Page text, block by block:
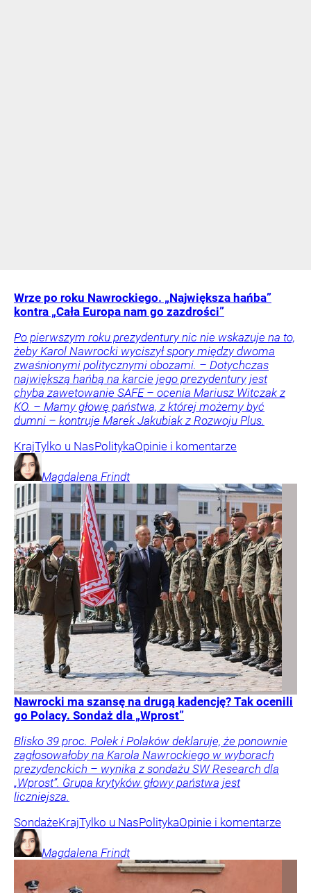
Wrze po roku Nawrockiego. „Największa hańba”
kontra „Cała Europa nam go zazdrości”
Po pierwszym roku prezydentury nic nie wskazuje na to,
żeby Karol Nawrocki wyciszył spory między dwoma
zwaśnionymi politycznymi obozami. – Dotychczas
największą hańbą na karcie jego prezydentury jest
chyba zawetowanie SAFE – ocenia Mariusz Witczak z
KO. – Mamy głowę państwa, z której możemy być
dumni – kontruje Marek Jakubiak z Rozwoju Plus.
KrajTylko u NasPolitykaOpinie i komentarze
Magdalena Frindt
Nawrocki ma szansę na drugą kadencję? Tak ocenili
go Polacy. Sondaż dla „Wprost”
Blisko 39 proc. Polek i Polaków deklaruje, że ponownie
zagłosowałoby na Karola Nawrockiego w wyborach
prezydenckich – wynika z sondażu SW Research dla
„Wprost”. Grupa krytyków głowy państwa jest
liczniejsza.
SondażeKrajTylko u NasPolitykaOpinie i komentarze
Magdalena Frindt